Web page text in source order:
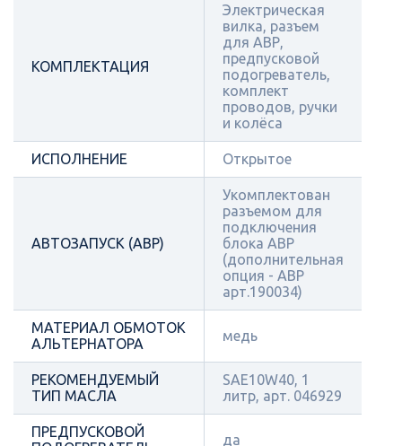
КОМПЛЕКТАЦИЯ
Электрическая
вилка, разъем
для АВР,
предпусковой
подогреватель,
комплект
проводов, ручки
и колёса
ИСПОЛНЕНИЕ Открытое
АВТОЗАПУСК (АВР)
Укомплектован
разъемом для
подключения
блока АВР
(дополнительная
опция - АВР
арт.190034)
МАТЕРИАЛ ОБМОТОК
АЛЬТЕРНАТОРА
медь
РЕКОМЕНДУЕМЫЙ
ТИП МАСЛА
SAE10W40, 1
литр, арт. 046929
ПРЕДПУСКОВОЙ
да